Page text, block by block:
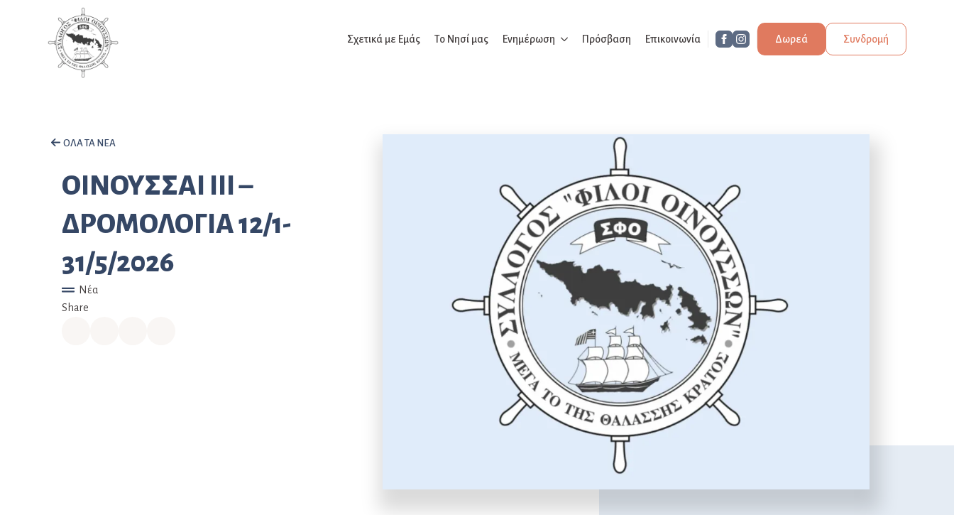
Σχετικά με Εμάς Το Νησί μας Ενημέρωση Πρόσβαση Επικοινωνία Δωρεά Συνδρομή
ΟΛΑ ΤΑ ΝΕΑ
ΟΙΝΟΥΣΣΑΙ ΙΙΙ –
ΔΡΟΜΟΛΟΓΙΑ 12/1-
31/5/2026
Νέα
Share